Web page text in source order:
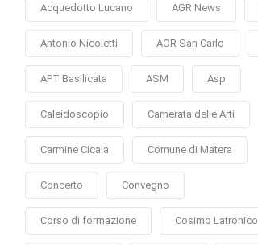
Acquedotto Lucano AGR News
Antonio Nicoletti AOR San Carlo
APT Basilicata ASM Asp
Caleidoscopio Camerata delle Arti
Carmine Cicala Comune di Matera
Concerto Convegno
Corso di formazione Cosimo Latronico